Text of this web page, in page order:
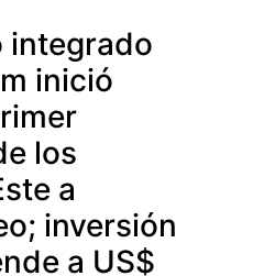
integrado
inició
los
a
inversión
a US$